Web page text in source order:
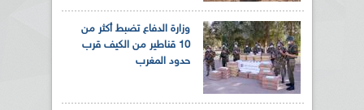
وزارة الدفاع تضبط أكثر من
10 قناطير من الكيف قرب
حدود المغرب